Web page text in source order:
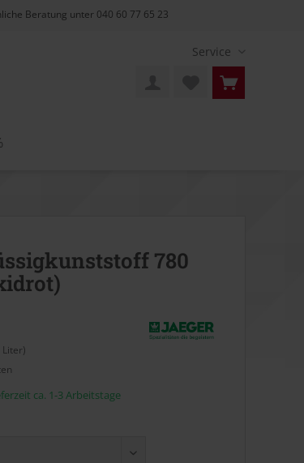
Beratung unter 040 60 77 65 23
Service
780
Liter)
ca. 1-3 Arbeitstage